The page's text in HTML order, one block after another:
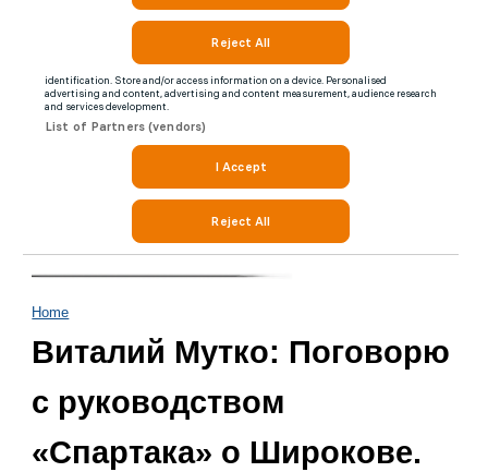
Home
Виталий Мутко: Поговорю
с руководством
«Спартака» о Широкове.